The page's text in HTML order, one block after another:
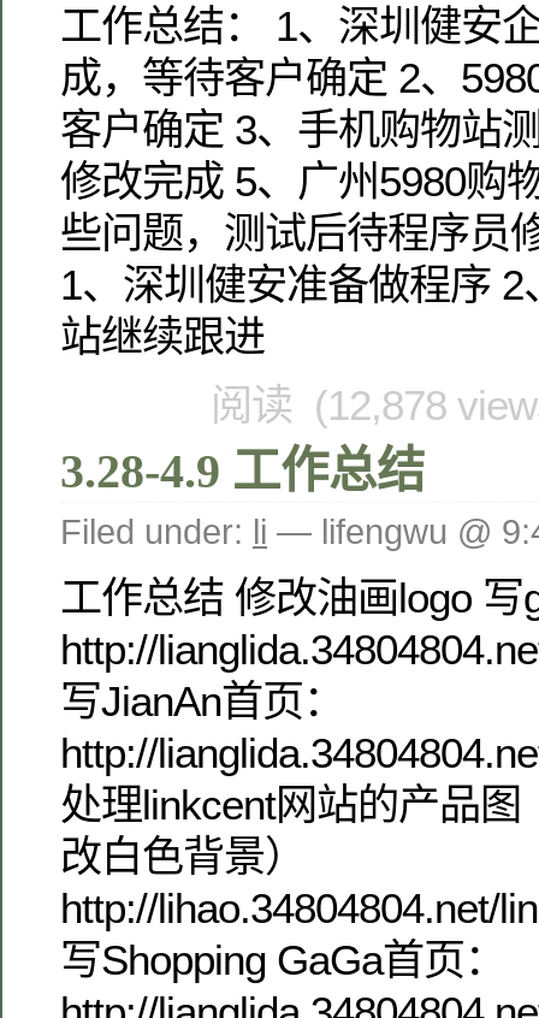
工作总结： 1、深圳健安
成，等待客户确定 2、
客户确定 3、手机购物站
修改完成 5、广州5980购
些问题，测试后待程序员
1、深圳健安准备做程序 2
站继续跟进
阅读 (12,878
3.28-4.9 工作总结
Filed under: li — lifengwu @
工作总结 修改油画logo 写
http://
写JianAn首页：
http://
处理linkcent网站的产品图
改白色背景）
http://lihao.34804804.net/
写Shopping GaGa首页：